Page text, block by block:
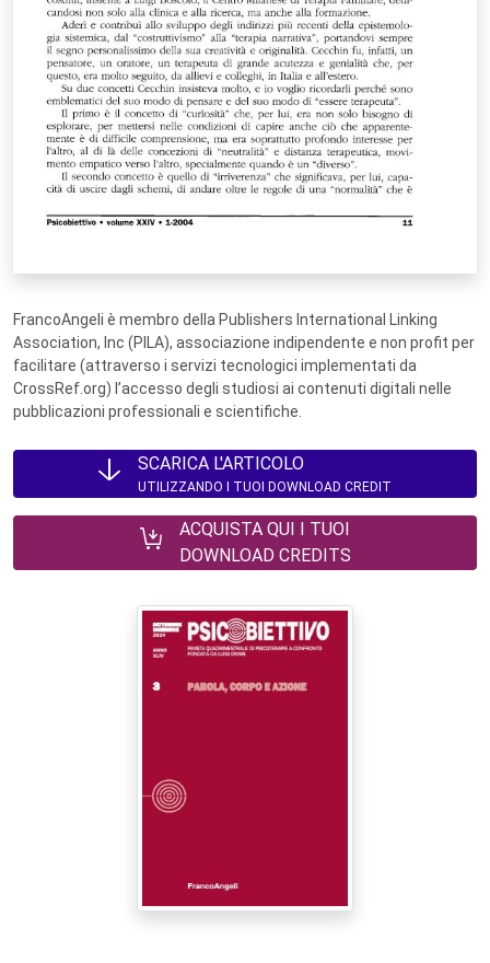
FrancoAngeli è membro della Publishers International Linking
Association, Inc (PILA), associazione indipendente e non profit per
facilitare (attraverso i servizi tecnologici implementati da
CrossRef.org) l’accesso degli studiosi ai contenuti digitali nelle
pubblicazioni professionali e scientifiche.
SCARICA L'ARTICOLO
UTILIZZANDO I TUOI DOWNLOAD CREDIT
ACQUISTA QUI I TUOI
DOWNLOAD CREDITS